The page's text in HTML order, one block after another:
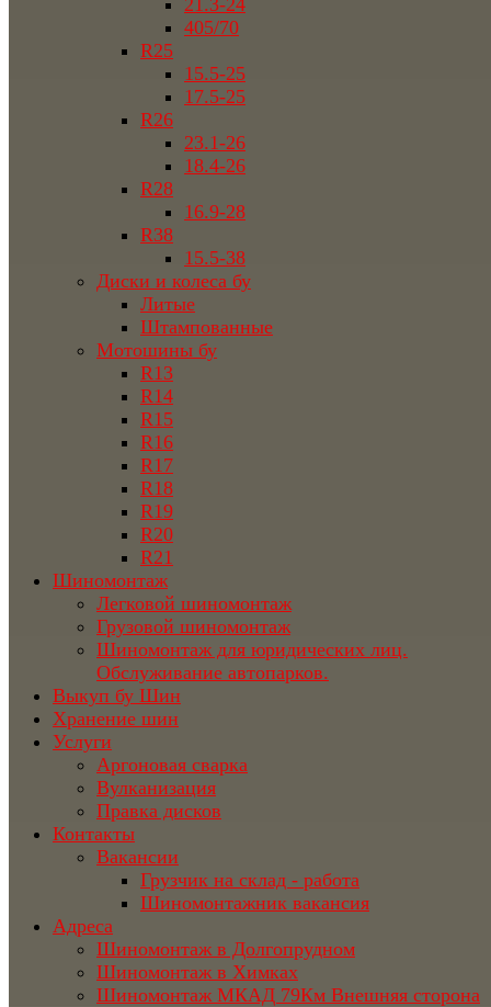
21.3-24
405/70
R25
15.5-25
17.5-25
R26
23.1-26
18.4-26
R28
16.9-28
R38
15.5-38
Диски и колеса бу
Литые
Штампованные
Мотошины бу
R13
R14
R15
R16
R17
R18
R19
R20
R21
Шиномонтаж
Легковой шиномонтаж
Грузовой шиномонтаж
Шиномонтаж для юридических лиц.
Обслуживание автопарков.
Выкуп бу Шин
Хранение шин
Услуги
Аргоновая сварка
Вулканизация
Правка дисков
Контакты
Вакансии
Грузчик на склад - работа
Шиномонтажник вакансия
Адреса
Шиномонтаж в Долгопрудном
Шиномонтаж в Химках
Шиномонтаж МКАД 79Км Внешняя сторона